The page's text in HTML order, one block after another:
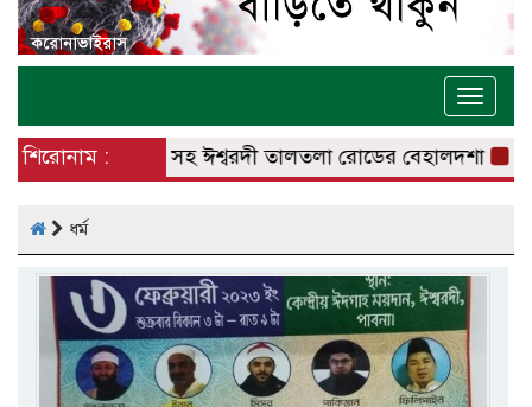
Toggle
শিরোনাম :রোডসহ ঈশ্বরদী তালতলা রোডের বেহালদশা
ধর্ম